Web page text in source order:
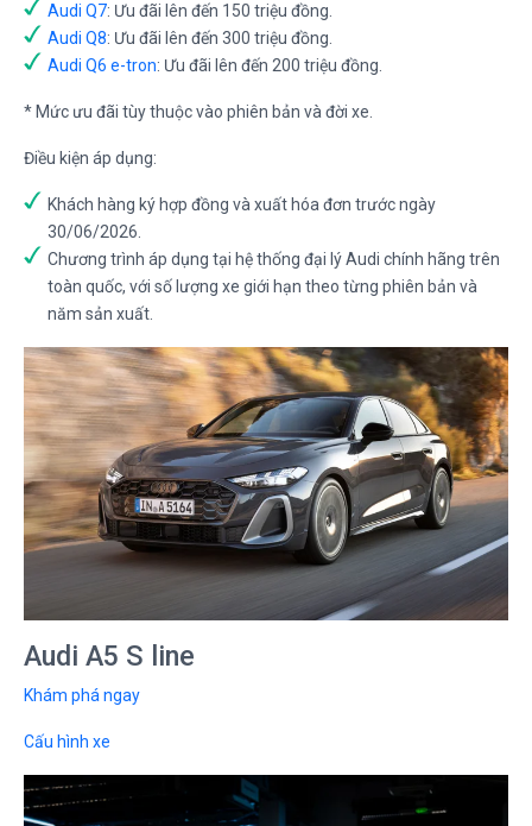
Audi Q7: Ưu đãi lên đến 150 triệu đồng.
Audi Q8: Ưu đãi lên đến 300 triệu đồng.
Audi Q6 e-tron: Ưu đãi lên đến 200 triệu đồng.
* Mức ưu đãi tùy thuộc vào phiên bản và đời xe.
Điều kiện áp dụng:
Khách hàng ký hợp đồng và xuất hóa đơn trước ngày
30/06/2026.
Chương trình áp dụng tại hệ thống đại lý Audi chính hãng trên
toàn quốc, với số lượng xe giới hạn theo từng phiên bản và
năm sản xuất.
Audi A5 S line
Khám phá ngay
Cấu hình xe